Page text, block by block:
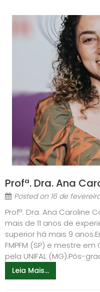
Profª. Dra. Ana
Posted on 16 de
Profª. Dra. Ana Caroline
mais de 11 anos de
superior há mais 9
FMPFM (SP) e mestre
pela UNIFAL (MG).Pós-
Leia Mais...